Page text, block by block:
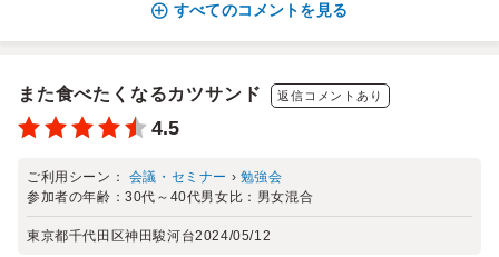
すべてのコメントを見る
また食べたくなるカツサンド 返信コメントあり
4.5
ご利用シーン： 会議・セミナー › 勉強会
参加者の年齢：30代～40代男女比： 男女混合
東京都千代田区神田駿河台2024/05/12